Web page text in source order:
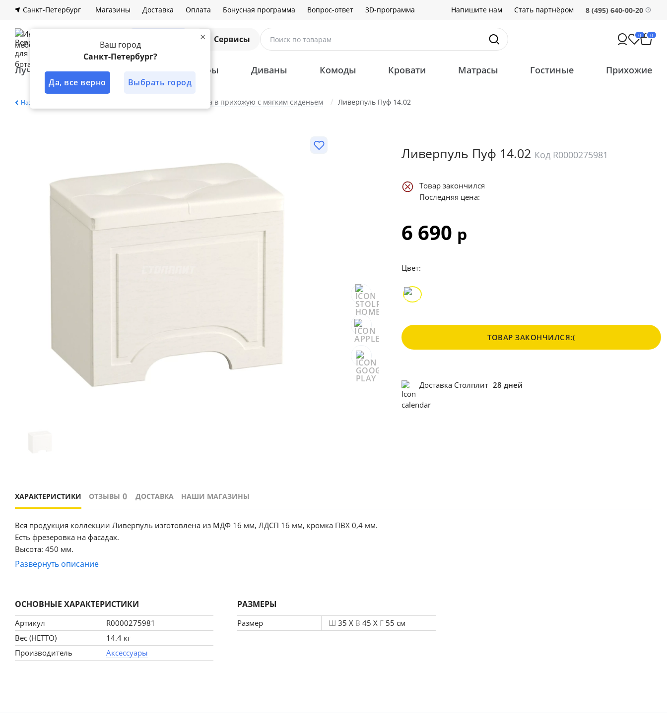
Ваш город
Санкт-Петербург?
Да, все верно Выбрать город
Санкт-Петербург Магазины Доставка Оплата Бонусная программа Вопрос-ответ 3D-программа Напишите нам Стать партнёром 8 (495) 640-00-20
Сервисы Поиск по товарам 0 0
Лучшее решение Шкафы Диваны Комоды Кровати Матрасы Гостиные Прихожие
Назад Тумба в прихожую с мягким сиденьем Ливерпуль Пуф 14.02
Ливерпуль Пуф 14.02 Код R0000275981
Товар закончился
Последняя цена:
6 690 р
Цвет:
ТОВАР ЗАКОНЧИЛСЯ:(
Доставка Столплит 28 дней
ХАРАКТЕРИСТИКИ ОТЗЫВЫ 0 ДОСТАВКА НАШИ МАГАЗИНЫ
Вся продукция коллекции Ливерпуль изготовлена из МДФ 16 мм, ЛДСП 16 мм, кромка ПВХ 0,4 мм.
Есть фрезеровка на фасадах.
Высота: 450 мм.
Ширина: 550мм.
Развернуть описание
ОСНОВНЫЕ ХАРАКТЕРИСТИКИ
Артикул
R0000275981
Вес (НЕТТО)
14.4 кг
Производитель
Аксессуары
РАЗМЕРЫ
Размер Ш 35 X В 45 X Г 55 см